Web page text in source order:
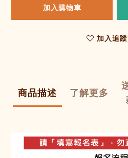
加入購物車
加入追
商品描述 了解更多